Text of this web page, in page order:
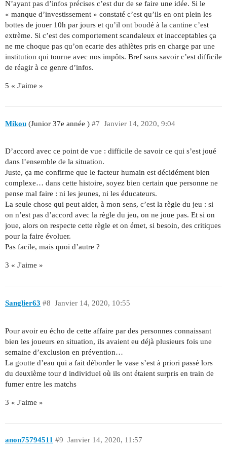
N’ayant pas d’infos précises c’est dur de se faire une idée. Si le
« manque d’investissement » constaté c’est qu’ils en ont plein les
bottes de jouer 10h par jours et qu’il ont boudé à la cantine c’est
extrème. Si c’est des comportement scandaleux et inacceptables ça
ne me choque pas qu’on ecarte des athlètes pris en charge par une
institution qui tourne avec nos impôts. Bref sans savoir c’est difficile
de réagir à ce genre d’infos.
5 « J'aime »
Mikou (Junior 37e année ) Janvier 14, 2020, 9:04
#7
D’accord avec ce point de vue : difficile de savoir ce qui s’est joué
dans l’ensemble de la situation.
Juste, ça me confirme que le facteur humain est décidément bien
complexe… dans cette histoire, soyez bien certain que personne ne
pense mal faire : ni les jeunes, ni les éducateurs.
La seule chose qui peut aider, à mon sens, c’est la règle du jeu : si
on n’est pas d’accord avec la règle du jeu, on ne joue pas. Et si on
joue, alors on respecte cette règle et on émet, si besoin, des critiques
pour la faire évoluer.
Pas facile, mais quoi d’autre ?
3 « J'aime »
Sanglier63 Janvier 14, 2020, 10:55
#8
Pour avoir eu écho de cette affaire par des personnes connaissant
bien les joueurs en situation, ils avaient eu déjà plusieurs fois une
semaine d’exclusion en prévention…
La goutte d’eau qui a fait déborder le vase s’est à priori passé lors
du deuxième tour d individuel où ils ont étaient surpris en train de
fumer entre les matchs
3 « J'aime »
anon75794511 Janvier 14, 2020, 11:57
#9